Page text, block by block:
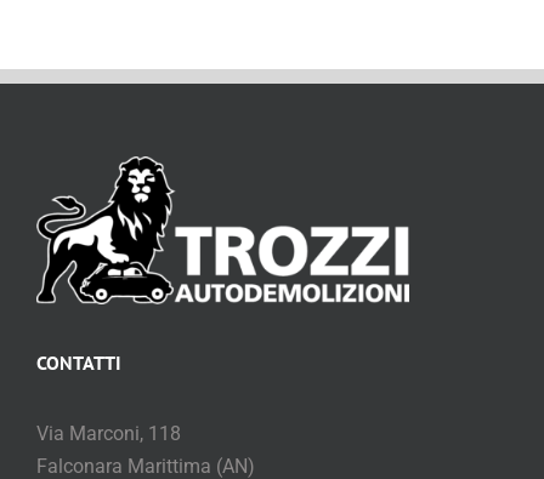
CONTATTI
Via Marconi, 118
Falconara Marittima (AN)